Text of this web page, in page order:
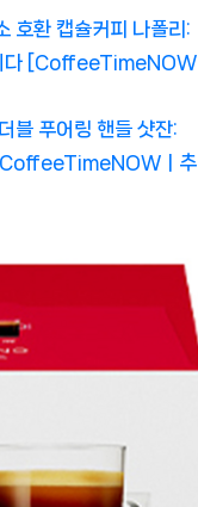
호환 캡슐커피 나폴리:
다 [CoffeeTimeNOW
블 푸어링 핸들 샷잔:
[CoffeeTimeNOWㅣ추